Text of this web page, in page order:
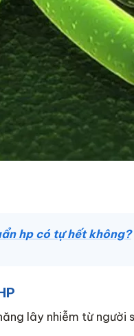
hp có tự hết không?
lây nhiễm từ